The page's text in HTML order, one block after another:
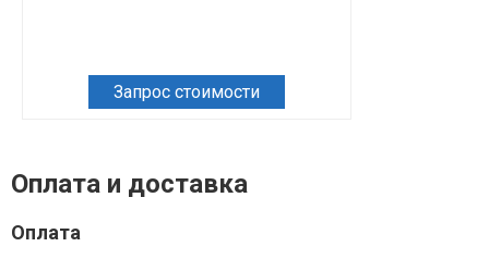
Запрос стоимости
Оплата и доставка
Оплата